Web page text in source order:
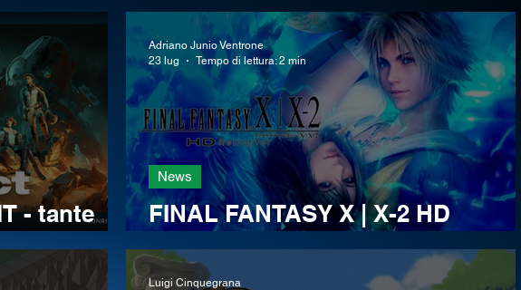
Contest e Premi Convention & Eventi
- tante
della
FINAL FANTASY X | X-2 HD
Nintendo Switch 2
News
Adriano Junio Ventrone
23 lug
Tempo di lettura: 2 min
Luigi Cinquegrana